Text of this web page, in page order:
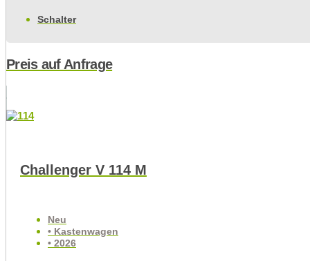
Schalter
Preis auf Anfrage
Challenger V 114 M
Neu
• Kastenwagen
• 2026